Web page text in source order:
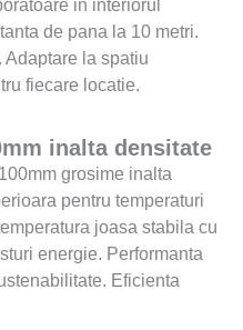
in interiorul
de pana la 10 metri.
Adaptare la spatiu
fiecare locatie.
inalta densitate
grosime inalta
pentru temperaturi
joasa stabila cu
energie. Performanta
Eficienta